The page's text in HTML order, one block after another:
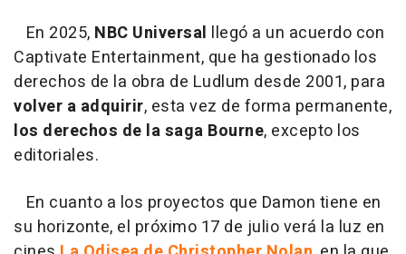
En 2025, NBC Universal llegó a un acuerdo con
Captivate Entertainment, que ha gestionado los
derechos de la obra de Ludlum desde 2001, para
volver a adquirir, esta vez de forma permanente,
los derechos de la saga Bourne, excepto los
editoriales.
En cuanto a los proyectos que Damon tiene en
su horizonte, el próximo 17 de julio verá la luz en